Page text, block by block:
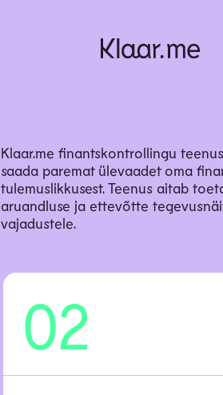
Klaar.me finantskontrollingu
saada paremat ülevaadet oma
tulemuslikkusest. Teenus aitab
aruandluse ja ettevõtte
vajadustele.
02